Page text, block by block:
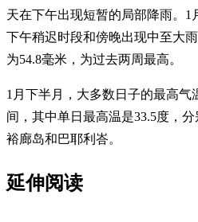
天在下午出现短暂的局部降雨。1
下午稍迟时段和傍晚出现中至大
为54.8毫米，为过去两周最高。
1月下半月，大多数日子的最高气
间，其中单日最高温是33.5度，
裕廊岛和巴耶利峇。
延伸阅读